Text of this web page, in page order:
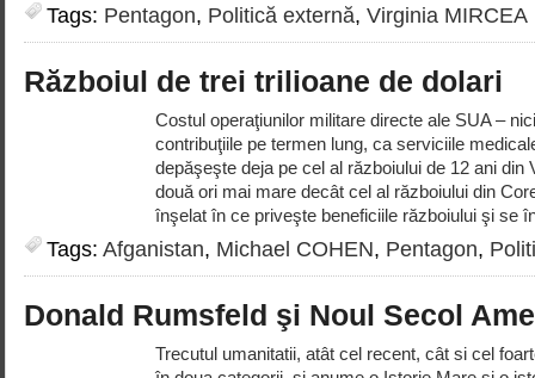
Tags: Pentagon, Politică externă, Virginia MIRCEA
Războiul de trei trilioane de dolari
Costul operaţiunilor militare directe ale SUA –
contribuţiile pe termen lung, ca serviciile
depăşeşte deja pe cel al războiului de 12 ani din
două ori mai mare decât cel al războiului din
înşelat în ce priveşte beneficiile războiului şi se
Tags: Afganistan, Michael COHEN, Pentagon,
Donald Rumsfeld şi Noul Secol
Trecutul umanitatii, atât cel recent, cât si cel